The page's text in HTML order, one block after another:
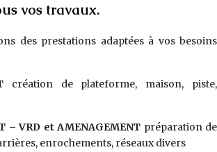
vos travaux.
des prestations adaptées à vos besoins
création de plateforme, maison, piste,
– VRD et AMENAGEMENT préparation de
enrochements, réseaux divers